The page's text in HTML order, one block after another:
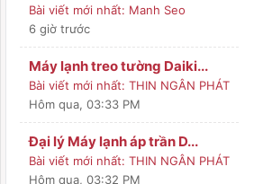
Bài viết mới nhất: Manh Seo
6 giờ trước
Máy lạnh treo tường Daiki...
Bài viết mới nhất: THIN NGÂN PHÁT
Hôm qua, 03:33 PM
Đại lý Máy lạnh áp trần D...
Bài viết mới nhất: THIN NGÂN PHÁT
Hôm qua, 03:32 PM